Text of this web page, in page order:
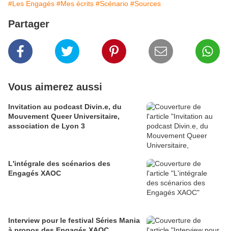
#Les Engagés #Mes écrits #Scénario #Sources
Partager
Vous aimerez aussi
Invitation au podcast Divin.e, du
Mouvement Queer Universitaire,
association de Lyon 3
L'intégrale des scénarios des
Engagés XAOC
Interview pour le festival Séries Mania